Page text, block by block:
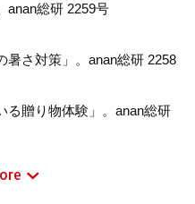
anan総研 2259号
暑さ対策」。anan総研 2258
る贈り物体験」。anan総研